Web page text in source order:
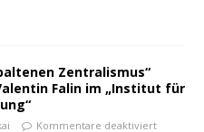
Zentralismus“
Falin im „Institut für
Kommentare deaktiviert